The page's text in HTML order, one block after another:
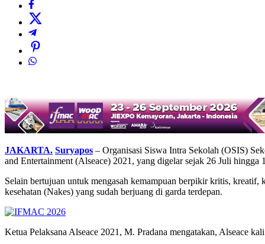
JAKARTA. Suryapos – Organisasi Siswa Intra Sekolah (OSIS)
and Entertainment (Alseace) 2021, yang digelar sejak 26 Juli hingga
Selain bertujuan untuk mengasah kemampuan berpikir kritis, kreatif,
kesehatan (Nakes) yang sudah berjuang di garda terdepan.
Ketua Pelaksana Alseace 2021, M. Pradana mengatakan, Alseace